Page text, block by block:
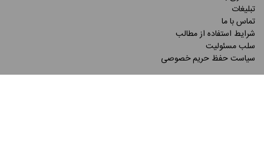
تبلیغات
تماس با ما
شرایط استفاده از مطالب
سلب مسئولیت
سیاست حفظ حریم خصوصی